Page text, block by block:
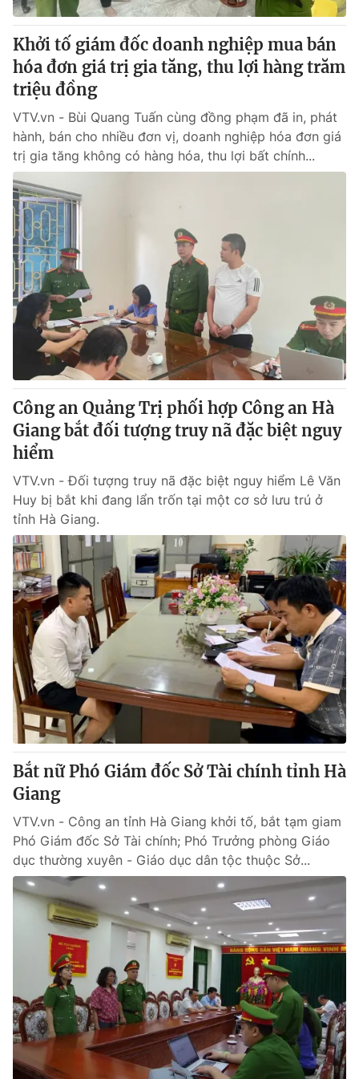
Thị trường 24h Tấm lòng Việt
VTV4 Vươn mình bằng AI
VTV9
Liên hệ tòa soạn English
THỜI BÁO VTV
Theo dõi báo trên
Cơ quan chủ quản:Đài Truyền hình Việt Nam
Cơ quan báo chí:
Thời báo VTV
Giấy phép hoạt động báo in và báo điện tử số 483/GP-BTTTT
cấp ngày 29/12/2023
Tổng Biên tập:Vũ Thanh Thủy
Phó Tổng Biên tập:Nguyễn Thị Mỹ Hạnh, Phạm Quốc Thắng,
Nguyễn Trọng Ninh
Tổng đài VTV:
024.38 355 931 - 024.38 355 932
Ðiện thoại Thời báo VTV:024.66 897 897
Email:toasoan@vtv.vn
Liên hệ quảng cáo:024-7300.7108
® Cấm sao chép dưới mọi hình thức nếu không có sự chấp
thuận bằng văn bản. Ghi rõ nguồn VTV.vn khi phát hành lại
thông tin từ website này.
Khởi tố giám đốc doanh nghiệp mua bán
hóa đơn giá trị gia tăng, thu lợi hàng trăm
triệu đồng
VTV.vn - Bùi Quang Tuấn cùng đồng phạm đã in, phát
hành, bán cho nhiều đơn vị, doanh nghiệp hóa đơn giá
trị gia tăng không có hàng hóa, thu lợi bất chính...
Công an Quảng Trị phối hợp Công an Hà
Giang bắt đối tượng truy nã đặc biệt nguy
hiểm
VTV.vn - Đối tượng truy nã đặc biệt nguy hiểm Lê Văn
Huy bị bắt khi đang lẩn trốn tại một cơ sở lưu trú ở
tỉnh Hà Giang.
Bắt nữ Phó Giám đốc Sở Tài chính tỉnh Hà
Giang
VTV.vn - Công an tỉnh Hà Giang khởi tố, bắt tạm giam
Phó Giám đốc Sở Tài chính; Phó Trưởng phòng Giáo
dục thường xuyên - Giáo dục dân tộc thuộc Sở...